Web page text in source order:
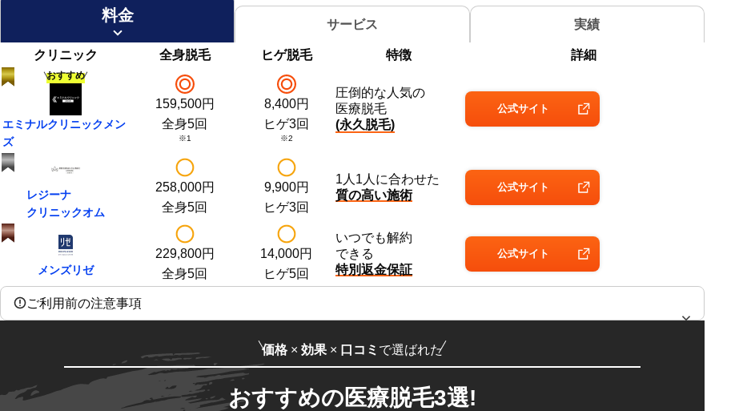
料金
サービス 実績
クリニック 全身脱毛 ヒゲ脱毛 特徴 詳細
おすすめ
エミナルクリニック メン
ズ
159,500円
全身5回
※1
8,400円
ヒゲ3回
※2
圧倒的な 人気の
医療脱毛
(永久脱毛)
公式サイト
レジーナ
クリニックオム
258,000円
全身5回
9,900円
ヒゲ3回
1人1人に合わせた
質の高い施術
公式サイト
メンズリゼ
229,800円
全身5回
14,000円
ヒゲ5回
いつでも解約
できる
特別返金保証
公式サイト
ご利用前の注意事項
価格 × 効果 × 口コミ で選ばれた
おすすめの医療脱毛3選!